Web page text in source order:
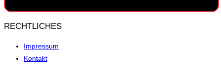
RECHTLICHES
Impressum
Kontakt